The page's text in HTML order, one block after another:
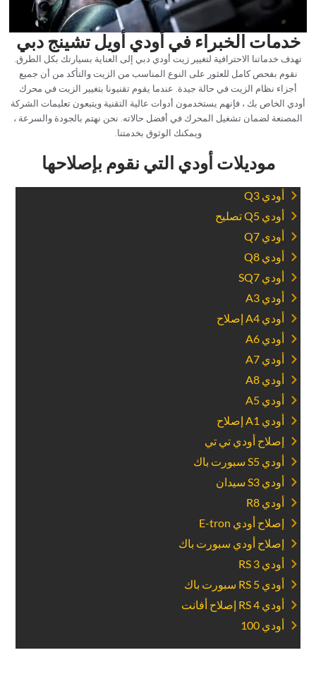
‏موديلات أودي التي نقوم بإصلاحها‏
‏أودي Q3‏
‏أودي Q5 تصليح‏
‏أودي Q7‏
‏أودي Q8‏
‏أودي SQ7‏
‏أودي A3‏
‏أودي A4 إصلاح‏
‏أودي A6‏
‏أودي A7‏
‏أودي A8‏
‏أودي A5‏
‏أودي A1 إصلاح‏
‏إصلاح أودي تي تي‏
‏أودي S5 سبورت باك‏
‏أودي S3 سيدان‏
‏أودي R8‏
‏إصلاح أودي E-tron‏
‏إصلاح أودي سبورت باك‏
‏أودي RS 3‏
‏أودي RS 5 سبورت باك‏
‏أودي RS 4 إصلاح أفانت‏
‏أودي 100‏
‏خدمات الخبراء في أودي أويل تشينج دبي‏
‏تهدف خدماتنا الاحترافية لتغيير زيت أودي دبي إلى العناية بسيارتك بكل الطرق.
نقوم بفحص كامل للعثور على النوع المناسب من الزيت والتأكد من أن جميع
أجزاء نظام الزيت في حالة جيدة. عندما يقوم تقنيونا بتغيير الزيت في محرك
أودي الخاص بك ، فإنهم يستخدمون أدوات عالية التقنية ويتبعون تعليمات الشركة
المصنعة لضمان تشغيل المحرك في أفضل حالاته. نحن نهتم بالجودة والسرعة ،
ويمكنك الوثوق بخدمتنا.‏